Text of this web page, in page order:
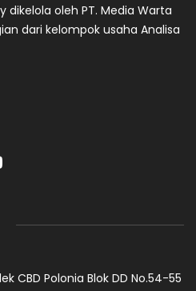
dikelola oleh PT. Media Warta
dari kelompok usaha Analisa
CBD Polonia Blok DD No.54-55